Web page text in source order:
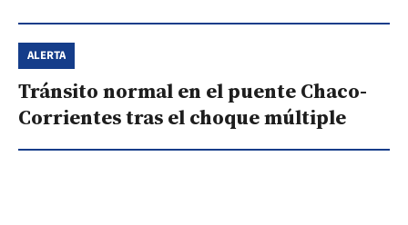
ALERTA
Tránsito normal en el puente Chaco-
Corrientes tras el choque múltiple